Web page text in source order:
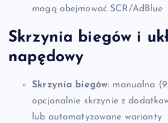
mogą obejmować SCR/AdBlue
Skrzynia biegów i
napędowy
Skrzynia biegów: manualna
opcjonalnie skrzynie z
lub automatyzowane warianty